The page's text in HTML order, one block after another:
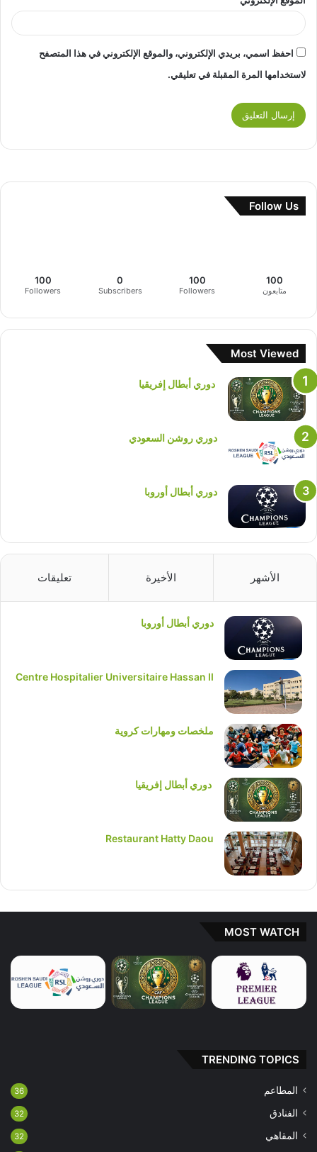
احفظ اسمي، بريدي الإلكتروني، والموقع الإلكتروني في هذا المتصفح
لاستخدامها المرة المقبلة في تعليقي.
Follow Us
100
متابعون
100
Followers
0
Subscribers
100
Followers
Most Viewed
دوري أبطال إفريقيا
دوري روشن السعودي
دوري أبطال أوروبا
الأشهر الأخيرة تعليقات
دوري أبطال أوروبا
Centre Hospitalier Universitaire Hassan II
ملخصات ومهارات كروية
دوري أبطال إفريقيا
Restaurant Hatty Daou
MOST WATCH
TRENDING TOPICS
المطاعم 36
الفنادق 32
المقاهي 32